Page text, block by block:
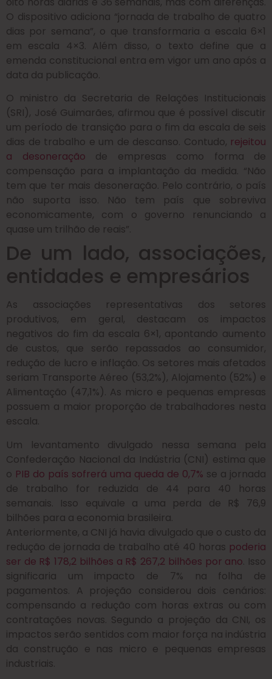
O dispositivo adiciona “jornada de trabalho de quatro
dias por semana”, o que transformaria a escala 6×1
em escala 4×3. Além disso, o texto define que a
emenda constitucional entra em vigor um ano após a
data da publicação.
O ministro da Secretaria de Relações Institucionais
(SRI), José Guimarães, afirmou que é possível discutir
um período de transição para o fim da escala de seis
dias de trabalho e um de descanso. Contudo, rejeitou
a desoneração de empresas como forma de
compensação para a implantação da medida. “Não
tem que ter mais desoneração. Pelo contrário, o país
não suporta isso. Não tem país que sobreviva
economicamente, com o governo renunciando a
quase um trilhão de reais”.
De um lado, associações,
entidades e empresários
As associações representativas dos setores
produtivos, em geral, destacam os impactos
negativos do fim da escala 6×1, apontando aumento
de custos, que serão repassados ao consumidor,
redução de lucro e inflação. Os setores mais afetados
seriam Transporte Aéreo (53,2%), Alojamento (52%) e
Alimentação (47,1%). As micro e pequenas empresas
possuem a maior proporção de trabalhadores nesta
escala.
Um levantamento divulgado nessa semana pela
Confederação Nacional da Indústria (CNI) estima que
o PIB do país sofrerá uma queda de 0,7% se a jornada
de trabalho for reduzida de 44 para 40 horas
semanais. Isso equivale a uma perda de R$ 76,9
bilhões para a economia brasileira.
Anteriormente, a CNI já havia divulgado que o custo da
redução de jornada de trabalho até 40 horas poderia
ser de R$ 178,2 bilhões a R$ 267,2 bilhões por ano. Isso
significaria um impacto de 7% na folha de
pagamentos. A projeção considerou dois cenários:
compensando a redução com horas extras ou com
contratações novas. Segundo a projeção da CNI, os
impactos serão sentidos com maior força na indústria
da construção e nas micro e pequenas empresas
industriais.